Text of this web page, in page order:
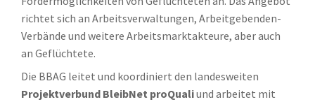
richtet sich an Arbeitsverwaltungen, Arbeitgebenden-
Verbände und weitere Arbeitsmarktakteure, aber auch
an Geflüchtete.
Die BBAG leitet und koordiniert den landesweiten
Projektverbund BleibNet proQualiund arbeitet mit